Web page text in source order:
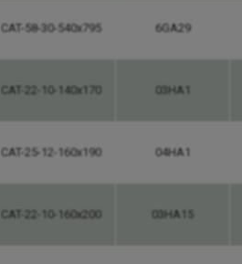
CAT-58-30-540x795 6GA29
CAT-22-10-140x170 03HA1
CAT-25-12-160x190 04HA1
CAT-22-10-160x200 03HA15